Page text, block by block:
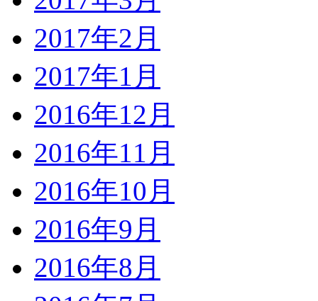
2017年2月
2017年1月
2016年12月
2016年11月
2016年10月
2016年9月
2016年8月